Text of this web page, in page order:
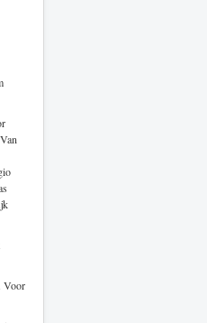
Voor